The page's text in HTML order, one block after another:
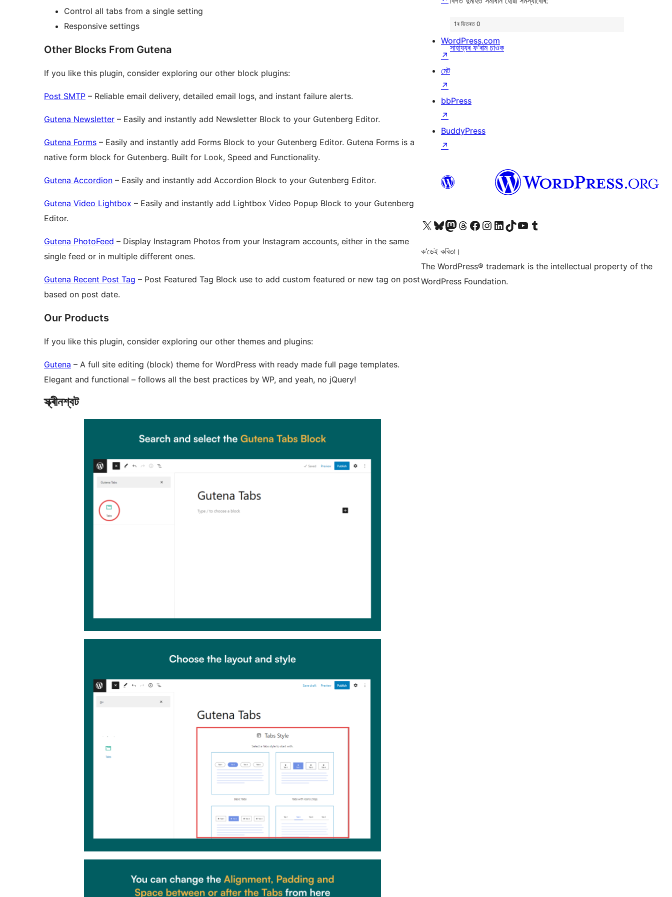
Control all tabs from a single setting
Responsive settings
Other Blocks From Gutena
If you like this plugin, consider exploring our other block plugins:
Post SMTP – Reliable email delivery, detailed email logs, and instant failure alerts.
Gutena Newsletter – Easily and instantly add Newsletter Block to your Gutenberg Editor.
Gutena Forms – Easily and instantly add Forms Block to your Gutenberg Editor. Gutena Forms is a
native form block for Gutenberg. Built for Look, Speed and Functionality.
Gutena Accordion – Easily and instantly add Accordion Block to your Gutenberg Editor.
Gutena Video Lightbox – Easily and instantly add Lightbox Video Popup Block to your Gutenberg
Editor.
Gutena PhotoFeed – Display Instagram Photos from your Instagram accounts, either in the same
single feed or in multiple different ones.
Gutena Recent Post Tag – Post Featured Tag Block use to add custom featured or new tag on post
based on post date.
Our Products
If you like this plugin, consider exploring our other themes and plugins:
Gutena – A full site editing (block) theme for WordPress with ready made full page templates.
Elegant and functional – follows all the best practices by WP, and yeah, no jQuery!
স্ক্ৰীনশ্বট
1ৰ ভিতৰত 0
সাহায্যৰ ফ’ৰাম চাওক
WordPress.com
↗
মেট
↗
bbPress
↗
BuddyPress
↗
আমাৰ X (আগৰ Twitter) একাউণ্টলৈ যাওকআমাৰ Bluesky একাউণ্টলৈ যাওকআমাৰ Mastodon একাউণ্টলৈ যাওকআমাৰ Threads একাউণ্টলৈ যাওকআমাৰ Facebook পৃষ্ঠালৈ যাওকআমাৰ Instagram একাউণ্টলৈ যাওকআমাৰ LinkedIn একাউণ্টলৈ যাওকআমাৰ TikTok একাউণ্টলৈ যাওকআমাৰ YouTube চেনেললৈ যাওকআমাৰ Tumblr একাউণ্টলৈ যাওক
ক’ডেই কবিতা।
The WordPress® trademark is the intellectual property of the
WordPress Foundation.